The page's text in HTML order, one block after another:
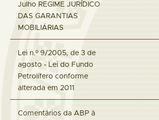
Julho REGIME JURÍDICO
DAS GARANTIAS
MOBILIÁRIAS
Lei n.º 9/2005, de 3 de
agosto - Lei do Fundo
Petrolífero conforme
alterada em 2011
Comentários da ABP à